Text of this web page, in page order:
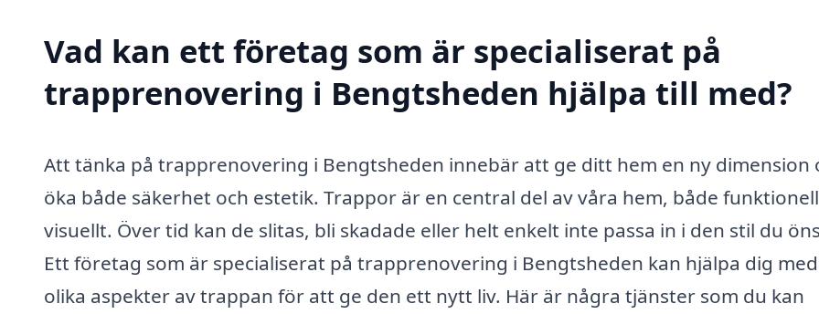
Vad kan ett företag som är specialiserat på
trapprenovering i Bengtsheden hjälpa till med?
Att tänka på trapprenovering i Bengtsheden innebär att ge ditt hem en ny dimension
öka både säkerhet och estetik. Trappor är en central del av våra hem, både
visuellt. Över tid kan de slitas, bli skadade eller helt enkelt inte passa in i den stil du
Ett företag som är specialiserat på trapprenovering i Bengtsheden kan hjälpa dig
olika aspekter av trappan för att ge den ett nytt liv. Här är några tjänster som du kan